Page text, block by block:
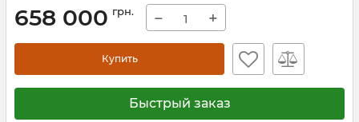
658 000 грн. − +
Купить
Быстрый заказ